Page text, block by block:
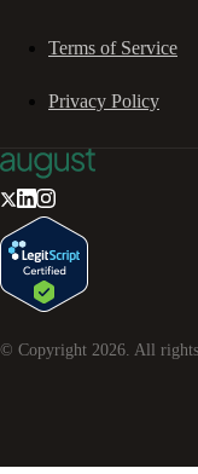
Terms of Service
Privacy Policy
© Copyright 2026 . All